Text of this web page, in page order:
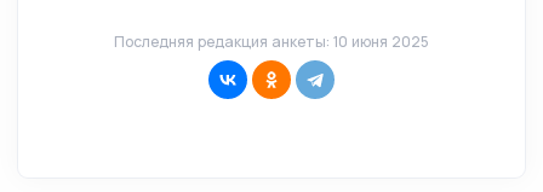
Последняя редакция анкеты: 10 июня 2025